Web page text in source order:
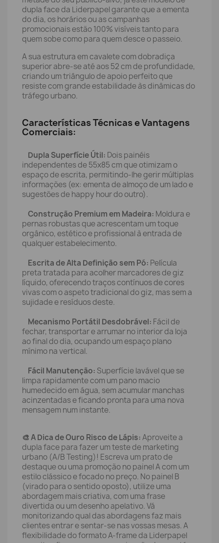
dupla face da Liderpapel garante que a ementa
do dia, os horários ou as campanhas
promocionais estão 100% visíveis tanto para
quem sobe como para quem desce o passeio.
A sua estrutura em cavalete com dobradiça
superior abre-se até aos 52 cm de profundidade,
criando um triângulo de apoio perfeito que
resiste com grande estabilidade às dinâmicas do
tráfego urbano.
Características Técnicas e Vantagens
Comerciais:
Dupla Superfície Útil: Dois painéis
independentes de 55x85 cm que otimizam o
espaço de escrita, permitindo-lhe gerir múltiplas
informações (ex: ementa de almoço de um lado e
sugestões de happy hour do outro).
Construção Premium em Madeira: Moldura e
pernas robustas que acrescentam um toque
orgânico, estético e profissional à entrada de
qualquer estabelecimento.
Escrita de Alta Definição sem Pó: Película
preta tratada para acolher marcadores de giz
líquido, oferecendo traços contínuos de cores
vivas com o aspeto tradicional do giz, mas sem a
sujidade e resíduos deste.
Mecanismo Portátil Desdobrável: Fácil de
fechar, transportar e arrumar no interior da loja
ao final do dia, ocupando um espaço plano
mínimo na vertical.
Fácil Manutenção: Superfície lavável que se
limpa rapidamente com um pano macio
humedecido em água, sem acumular manchas
acinzentadas e ficando pronta para uma nova
mensagem num instante.
🎨 A Dica de Ouro Risco de Lápis:Aproveite a
dupla face para fazer um teste de marketing
urbano (A/B Testing)! Escreva um prato de
destaque ou uma promoção no painel A com um
estilo clássico e focado no preço. No painel B
(virado para o sentido oposto), utilize uma
abordagem mais criativa, com uma frase
divertida ou um desenho apelativo. Vá
monitorizando qual das abordagens faz mais
clientes entrar e sentar-se nas vossas mesas. A
flexibilidade do formato A-frame da Liderpapel